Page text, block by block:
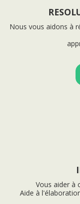
Nous vous aidons à
Vous aider à
Aide à